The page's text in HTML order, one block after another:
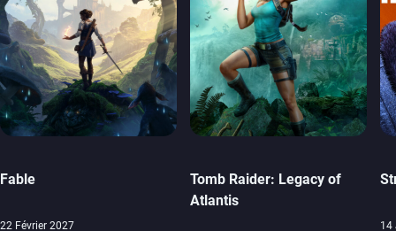
Fable
22 Février 2027
Tomb Raider: Legacy of
Atlantis
14